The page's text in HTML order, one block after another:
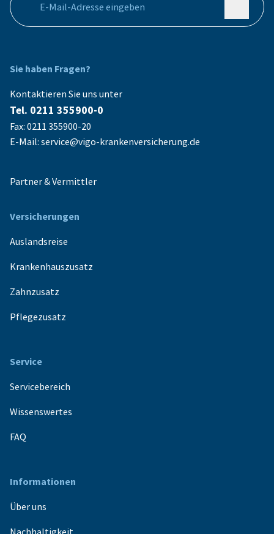
Ihre E-Mail Adresse
Sie haben Fragen?
Kontaktieren Sie uns unter
Tel. 0211 355900-0
Fax: 0211 355900-20
E-Mail: service@vigo-krankenversicherung.de
Partner & Vermittler
Versicherungen
Auslandsreise
Krankenhauszusatz
Zahnzusatz
Pflegezusatz
Service
Servicebereich
Wissenswertes
FAQ
Informationen
Über uns